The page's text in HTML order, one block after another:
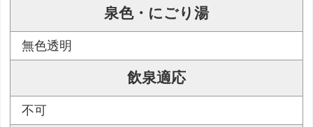
泉色・にごり湯
無色透明
飲泉適応
不可